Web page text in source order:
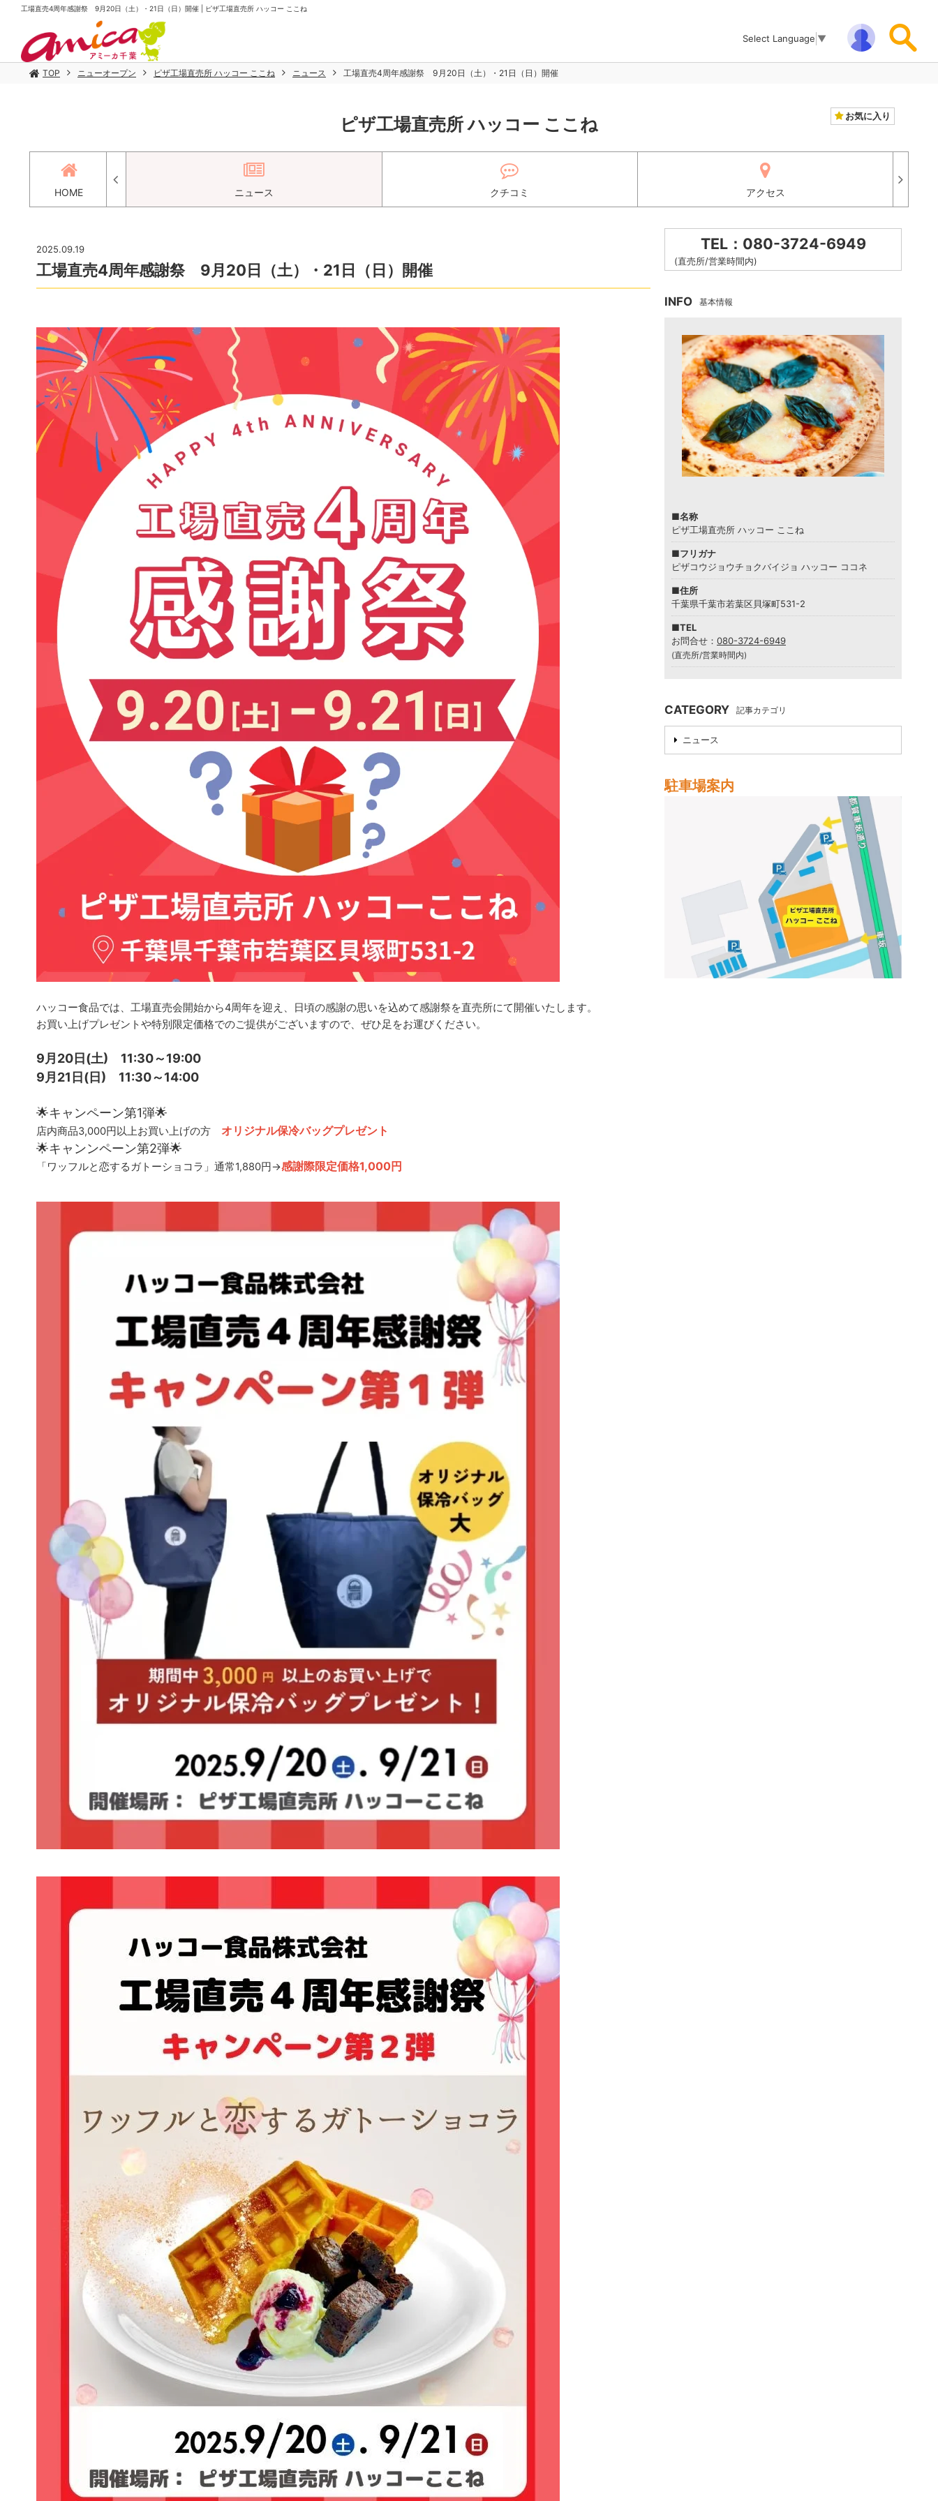
工場直売4周年感謝祭 9月20日（土）・21日（日）開催 | ピザ工場直売所 ハッコー ここね
Select Language ▼
TOP ニューオープン ピザ工場直売所 ハッコー ここね ニュース 工場直売4周年感謝祭 9月20日（土）・21日（日）開催
ピザ工場直売所 ハッコー ここね お気に入り
HOME ニュース クチコミ アクセス
2025.09.19
工場直売4周年感謝祭 9月20日（土）・21日（日）開催
ハッコー食品では、 工場直売会開始から4周年を迎え、日頃の感謝の思いを込めて感謝祭を直売所にて開催いたします。
お買い上げプレゼントや特別限定価格でのご提供がございますので、ぜひ足をお運びください。
9月20日(土) 11:30～19:00
9月21日(日) 11:30～14:00
🌟キャンペーン第1弾🌟
店内商品3,000円以上お買い上げの方 オリジナル保冷バッグプレゼント
🌟キャンンペーン第2弾🌟
「ワッフルと恋するガトーショコラ」通常1,880円→感謝際限定価格1,000円
TEL：080-3724-6949
(直売所/営業時間内)
INFO 基本情報
■名称
ピザ工場直売所 ハッコー ここね
■フリガナ
ピザコウジョウチョクバイジョ ハッコー ココネ
■住所
千葉県千葉市若葉区貝塚町531-2
■TEL
お問合せ： 080-3724-6949
(直売所/営業時間内)
CATEGORY 記事カテゴリ
ニュース
駐車場案内